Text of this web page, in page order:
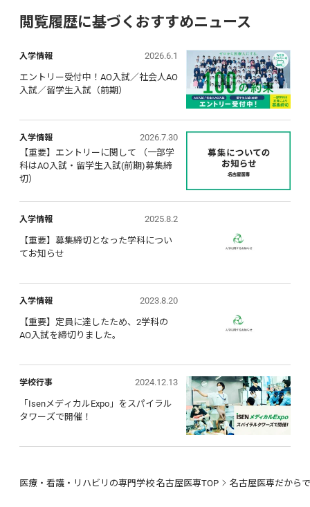
閲覧履歴に基づくおすすめニュース
入学情報 2026.6.1
エントリー受付中！AO入試／社会人AO
入試／留学生入試（前期）
入学情報
2026.7.30
【重要】エントリーに関して （一部学
科はAO入試・留学生入試(前期)募集締
切）
入学情報 2025.8.2
【重要】募集締切となった学科につい
てお知らせ
入学情報 2023.8.20
【重要】定員に達したため、2学科の
AO入試を締切りました。
学校行事 2024.12.13
「IsenメディカルExpo」をスパイラル
タワーズで開催！
医療・看護・リハビリの専門学校 名古屋医専TOP 名古屋医専だから